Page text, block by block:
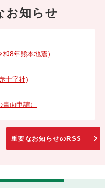
お知らせ
8年熊本地震）
十字社)
面申請）
重要なお知らせのRSS